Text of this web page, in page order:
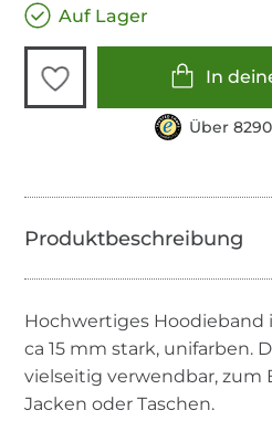
Auf Lager
In
Über
Hochwertiges Hoodieband
ca 15 mm stark, unifarben.
vielseitig verwendbar, zum
Jacken oder Taschen.